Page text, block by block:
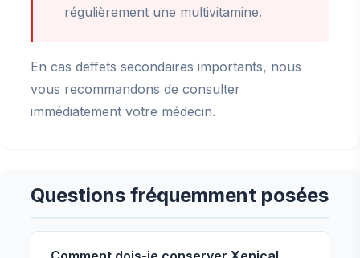
régulièrement une multivitamine.
En cas deffets secondaires importants, nous
vous recommandons de consulter
immédiatement votre médecin.
Questions fréquemment posées